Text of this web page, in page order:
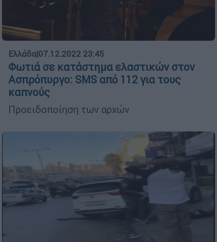
Ελλάδα|07.12.2022 23:45
Φωτιά σε κατάστημα ελαστικών στον
Ασπρόπυργο: SMS από 112 για τους
καπνούς
Προειδοποίηση των αρχών